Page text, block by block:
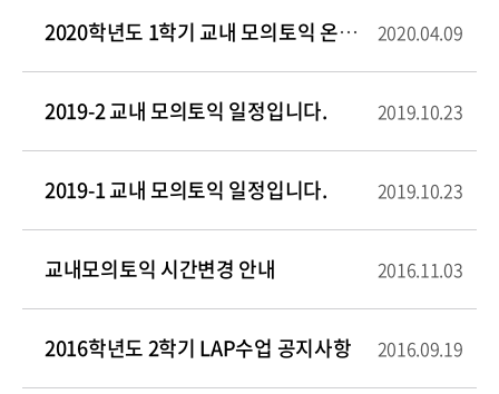
2020학년도 1학기 교내 모의토익 온라인시험 일정입니다. 2020.04.09
2019-2 교내 모의토익 일정입니다. 2019.10.23
2019-1 교내 모의토익 일정입니다. 2019.10.23
교내모의토익 시간변경 안내 2016.11.03
2016학년도 2학기 LAP수업 공지사항 2016.09.19